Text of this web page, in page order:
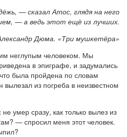
— сказал Атос, глядя на него
— а ведь этот ещё из лучших.
Дюма. «Три мушкетёра»
неглупым человеком. Мы
в эпиграфе, и задумались
была пройдена по словам
вылезал из погреба в неизвестном
умер сразу, как только вылез из
— спросил меня этот человек.